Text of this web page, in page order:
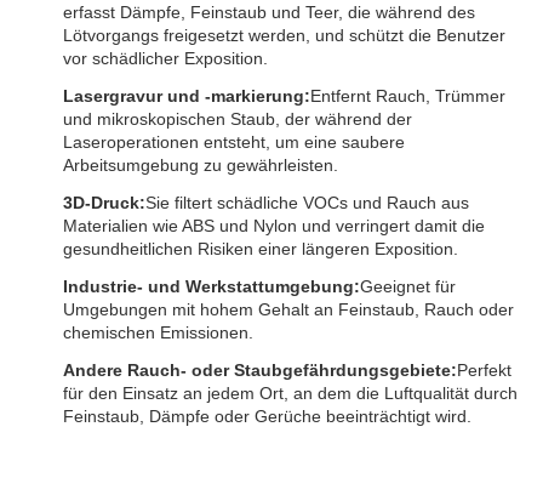
erfasst Dämpfe, Feinstaub und Teer, die während des
Lötvorgangs freigesetzt werden, und schützt die Benutzer
vor schädlicher Exposition.
Lasergravur und -markierung:Entfernt Rauch, Trümmer
und mikroskopischen Staub, der während der
Laseroperationen entsteht, um eine saubere
Arbeitsumgebung zu gewährleisten.
3D-Druck:Sie filtert schädliche VOCs und Rauch aus
Materialien wie ABS und Nylon und verringert damit die
gesundheitlichen Risiken einer längeren Exposition.
Industrie- und Werkstattumgebung:Geeignet für
Umgebungen mit hohem Gehalt an Feinstaub, Rauch oder
chemischen Emissionen.
Andere Rauch- oder Staubgefährdungsgebiete:Perfekt
für den Einsatz an jedem Ort, an dem die Luftqualität durch
Feinstaub, Dämpfe oder Gerüche beeinträchtigt wird.